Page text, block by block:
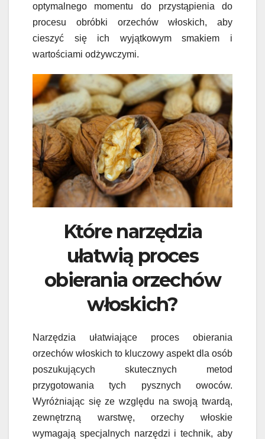
optymalnego momentu do przystąpienia do
procesu obróbki orzechów włoskich, aby
cieszyć się ich wyjątkowym smakiem i
wartościami odżywczymi.
Które narzędzia
ułatwią proces
obierania orzechów
włoskich?
Narzędzia ułatwiające proces obierania
orzechów włoskich to kluczowy aspekt dla osób
poszukujących skutecznych metod
przygotowania tych pysznych owoców.
Wyróżniając się ze względu na swoją twardą,
zewnętrzną warstwę, orzechy włoskie
wymagają specjalnych narzędzi i technik, aby